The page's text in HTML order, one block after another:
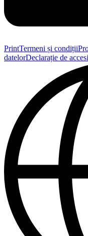
PrintTermeni și condiții
datelorDeclarație de